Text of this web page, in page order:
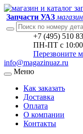
Запчасти УАЗ
+7 (495) 510
ПН-ПТ с 10:00
Перезвоните
info@magazinuaz.ru
Меню
Как заказать
Доставка
Оплата
О компании
Контакты